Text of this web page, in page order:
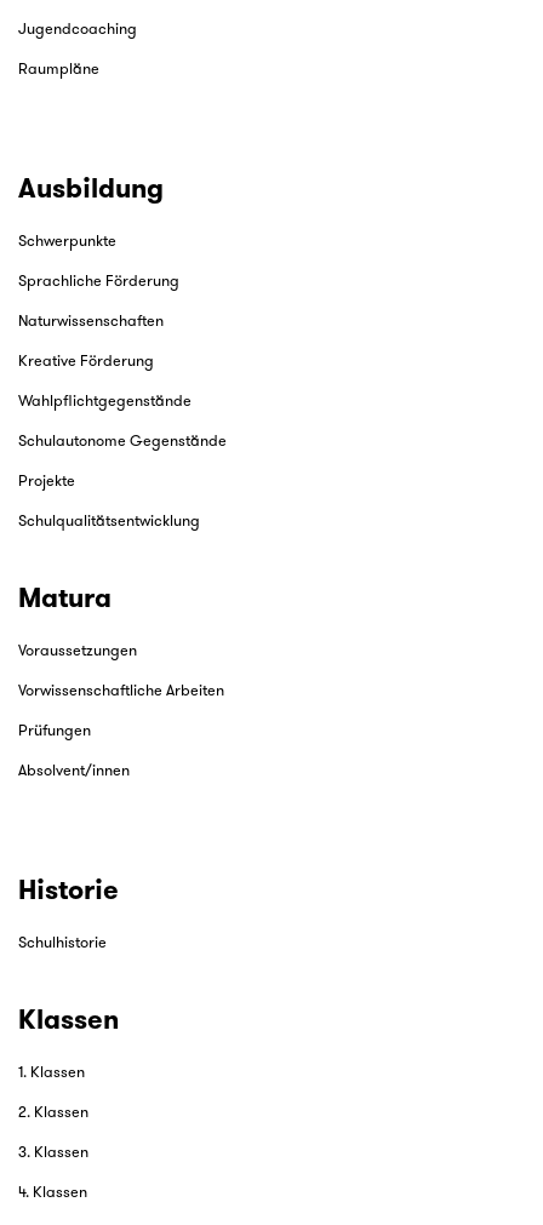
Jugendcoaching
Raumpläne
Ausbildung
Schwerpunkte
Sprachliche Förderung
Naturwissenschaften
Kreative Förderung
Wahlpflichtgegenstände
Schulautonome Gegenstände
Projekte
Schulqualitätsentwicklung
Matura
Voraussetzungen
Vorwissenschaftliche Arbeiten
Prüfungen
Absolvent/innen
Historie
Schulhistorie
Klassen
1. Klassen
2. Klassen
3. Klassen
4. Klassen